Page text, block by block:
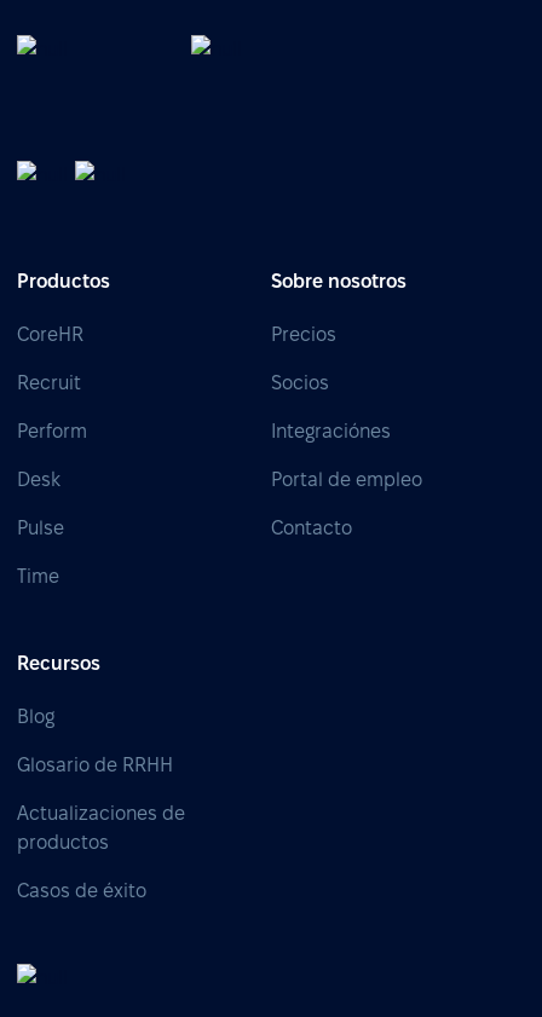
Productos
CoreHR
Recruit
Perform
Desk
Pulse
Time
Sobre nosotros
Precios
Socios
Integraciónes
Portal de empleo
Contacto
Recursos
Blog
Glosario de RRHH
Actualizaciones de
productos
Casos de éxito